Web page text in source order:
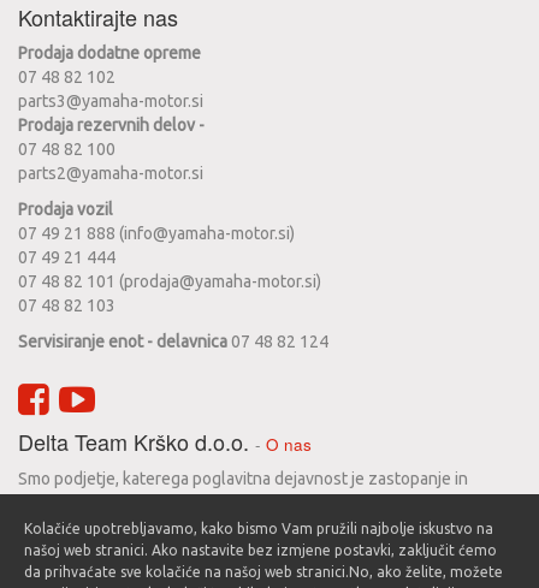
Kontaktirajte nas
Prodaja dodatne opreme
07 48 82 102
parts3@yamaha-motor.si
Prodaja rezervnih delov -
07 48 82 100
parts2@yamaha-motor.si
Prodaja vozil
07 49 21 888 (info@yamaha-motor.si)
07 49 21 444
07 48 82 101 (prodaja@yamaha-motor.si)
07 48 82 103
Servisiranje enot - delavnica07 48 82 124
Delta Team Krško d.o.o. - O nas
Smo podjetje, katerega poglavitna dejavnost je zastopanje in
1990 in vse do danes se trudimo zadovoljiti svoje stranke in jim
nuditi le najboljše.
Kolačiće upotrebljavamo, kako bismo Vam pružili najbolje iskustvo na
našoj web stranici. Ako nastavite bez izmjene postavki, zaključit ćemo
da prihvaćate sve kolačiće na našoj web stranici.No, ako želite, možete